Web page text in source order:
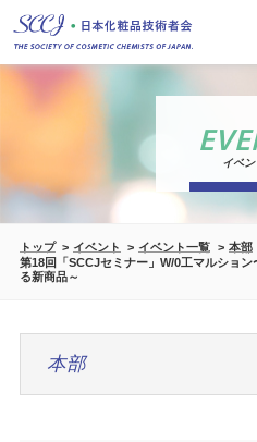
イベン
トップ イベント イベント一覧
本部
第18回「SCCJセミナー」W/0工マルショ
る新商品～